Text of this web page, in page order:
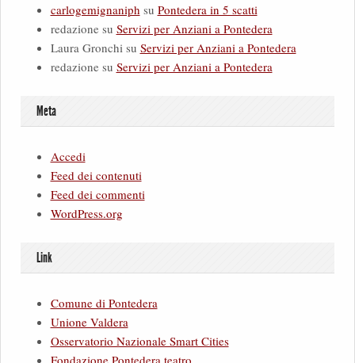
carlogemignaniph su Pontedera in 5 scatti
redazionesu Servizi per Anziani a Pontedera
Laura Gronchisu Servizi per Anziani a Pontedera
redazionesu Servizi per Anziani a Pontedera
Meta
Accedi
Feed dei contenuti
Feed dei commenti
WordPress.org
Link
Comune di Pontedera
Unione Valdera
Osservatorio Nazionale Smart Cities